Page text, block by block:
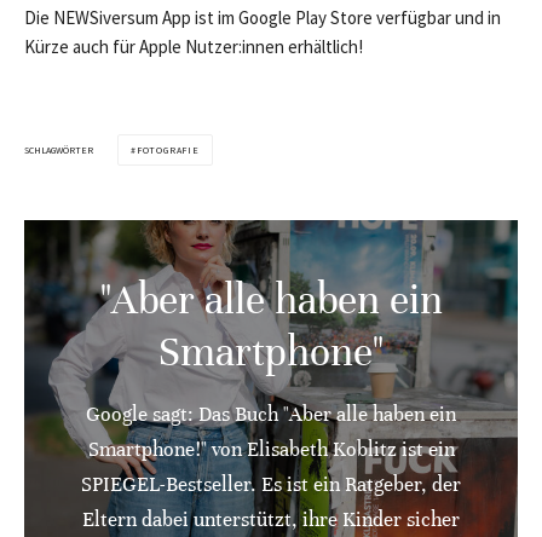
Die NEWSiversum App ist im Google Play Store verfügbar und in
Kürze auch für Apple Nutzer:innen erhältlich!
SCHLAGWÖRTER FOTOGRAFIE
"Aber alle haben ein
Smartphone"
Google sagt: Das Buch "Aber alle haben ein
Smartphone!" von Elisabeth Koblitz ist ein
SPIEGEL-Bestseller. Es ist ein Ratgeber, der
Eltern dabei unterstützt, ihre Kinder sicher